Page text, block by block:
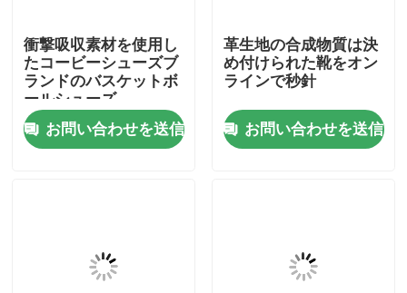
プロダクト
ビデオ
衝撃吸収素材を使用し
たコービーシューズブ
ランドのバスケットボ
ールシューズ
お問い合わせを送信
革生地の合成物質は決
め付けられた靴をオン
ラインで秒針
お問い合わせを送信